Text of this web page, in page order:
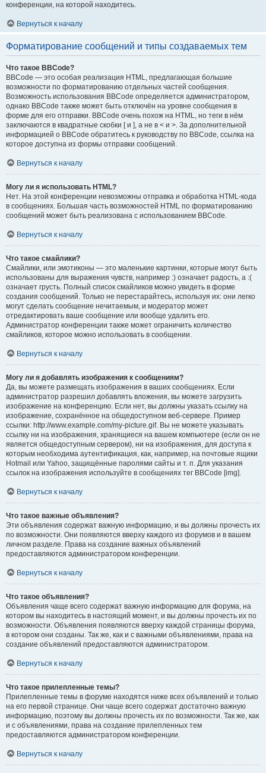
конференции, на которой находитесь.
Вернуться к началу
Форматирование сообщений и типы создаваемых тем
Что такое BBCode?
BBCode — это особая реализация HTML, предлагающая большие
возможности по форматированию отдельных частей сообщения.
Возможность использования BBCode определяется администратором,
однако BBCode также может быть отключён на уровне сообщения в
форме для его отправки. BBCode очень похож на HTML, но теги в нём
заключаются в квадратные скобки [ и ], а не в < и >. За дополнительной
информацией о BBCode обратитесь к руководству по BBCode, ссылка на
которое доступна из формы отправки сообщений.
Вернуться к началу
Могу ли я использовать HTML?
Нет. На этой конференции невозможны отправка и обработка HTML-кода
в сообщениях. Большая часть возможностей HTML по форматированию
сообщений может быть реализована с использованием BBCode.
Вернуться к началу
Что такое смайлики?
Смайлики, или эмотиконы — это маленькие картинки, которые могут быть
использованы для выражения чувств, например :) означает радость, а :(
означает грусть. Полный список смайликов можно увидеть в форме
создания сообщений. Только не перестарайтесь, используя их: они легко
могут сделать сообщение нечитаемым, и модератор может
отредактировать ваше сообщение или вообще удалить его.
Администратор конференции также может ограничить количество
смайликов, которое можно использовать в сообщении.
Вернуться к началу
Могу ли я добавлять изображения к сообщениям?
Да, вы можете размещать изображения в ваших сообщениях. Если
администратор разрешил добавлять вложения, вы можете загрузить
изображение на конференцию. Если нет, вы должны указать ссылку на
изображение, сохранённое на общедоступном веб-сервере. Пример
ссылки: http://www.example.com/my-picture.gif. Вы не можете указывать
ссылку ни на изображения, хранящиеся на вашем компьютере (если он не
является общедоступным сервером), ни на изображения, для доступа к
которым необходима аутентификация, как, например, на почтовые ящики
Hotmail или Yahoo, защищённые паролями сайты и т. п. Для указания
ссылок на изображения используйте в сообщениях тег BBCode [img].
Вернуться к началу
Что такое важные объявления?
Эти объявления содержат важную информацию, и вы должны прочесть их
по возможности. Они появляются вверху каждого из форумов и в вашем
личном разделе. Права на создание важных объявлений
предоставляются администратором конференции.
Вернуться к началу
Что такое объявления?
Объявления чаще всего содержат важную информацию для форума, на
котором вы находитесь в настоящий момент, и вы должны прочесть их по
возможности. Объявления появляются вверху каждой страницы форума,
в котором они созданы. Так же, как и с важными объявлениями, права на
создание объявлений предоставляются администратором.
Вернуться к началу
Что такое прилепленные темы?
Прилепленные темы в форуме находятся ниже всех объявлений и только
на его первой странице. Они чаще всего содержат достаточно важную
информацию, поэтому вы должны прочесть их по возможности. Так же, как
и с объявлениями, права на создание прилепленных тем
предоставляются администратором конференции.
Вернуться к началу